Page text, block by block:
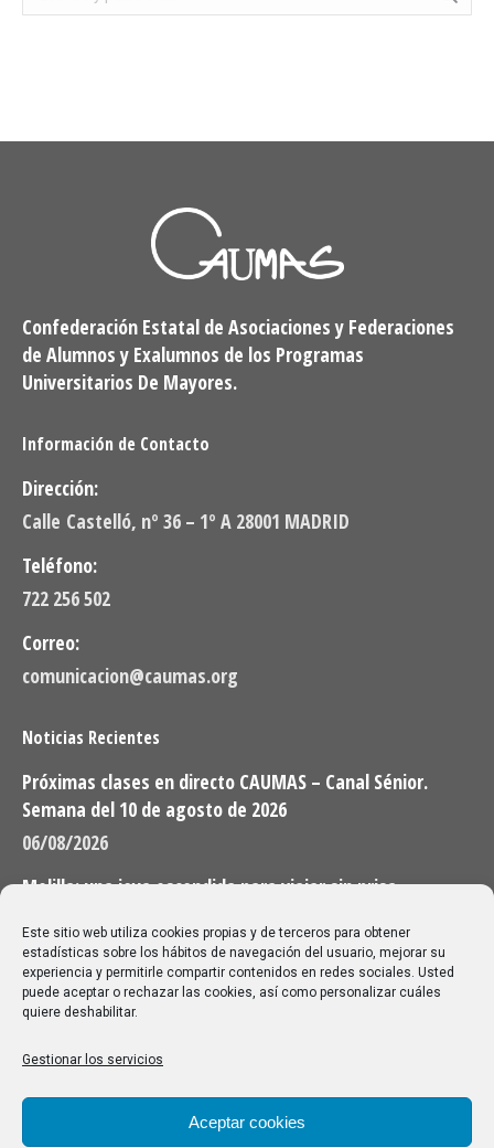
Este sitio web utiliza cookies propias y de terceros para obtener
estadísticas sobre los hábitos de navegación del usuario, mejorar su
experiencia y permitirle compartir contenidos en redes sociales. Usted
puede aceptar o rechazar las cookies, así como personalizar cuáles
quiere deshabilitar.
Gestionar los servicios
Aceptar cookies
Confederación Estatal de Asociaciones y Federaciones
de Alumnos y Exalumnos de los Programas
Universitarios De Mayores.
Información de Contacto
Dirección:
Calle Castelló, nº 36 – 1º A 28001 MADRID
Teléfono:
722 256 502
Correo:
comunicacion@caumas.org
Noticias Recientes
Próximas clases en directo CAUMAS – Canal Sénior.
Semana del 10 de agosto de 2026
06/08/2026
Melilla: una joya escondida para viajar sin prisa
28/07/2026
Buscar
Buscar:
Aviso Legal|Política de privacidad|Política de cookies